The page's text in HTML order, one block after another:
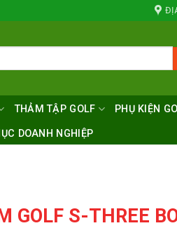
THẢM TẬP GOLF PHỤ KIỆN
DOANH NGHIỆP
GOLF S-THREE